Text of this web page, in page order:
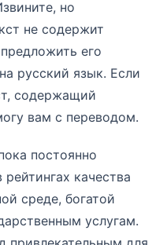
но
не содержит
его
русский язык. Если
содержащий
вам с переводом.
постоянно
качества
среде, богатой
услугам.